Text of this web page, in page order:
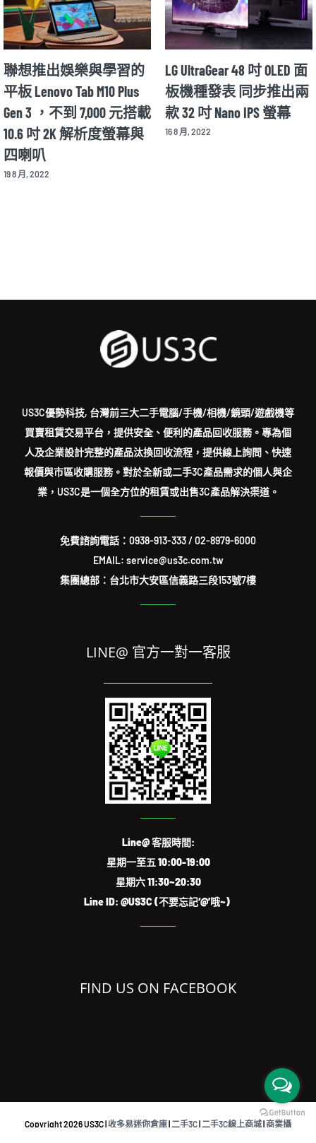
聯想推出娛樂與學習的
平板 Lenovo Tab M10 Plus
Gen 3 ，不到 7,000 元搭載
10.6 吋 2K 解析度螢幕與
四喇叭
19 8 月, 2022
LG UltraGear 48 吋 OLED 面
板機種發表 同步推出兩
款 32 吋 Nano IPS 螢幕
16 8 月, 2022
US3C優勢科技, 台灣前三大二手電腦/手機/相機/鏡頭/遊戲機等
買賣租賃交易平台，提供安全、便利的產品回收服務。專為個
人及企業設計完整的產品汰換回收流程，提供線上詢問、快速
報價與市區收購服務。對於全新或二手3C產品需求的個人與企
業，US3C是一個全方位的租賃或出售3C產品解決渠道。
免費諮詢電話： 0938-913-333/02-8979-6000
EMAIL: service@us3c.com.tw
集團總部：台北市大安區信義路三段153號7樓
LINE@ 官方一對一客服
Line@ 客服時間:
星期一至五 10:00-19:00
星期六 11:30~20:30
Line ID: @US3C (不要忘記‘@’哦~)
FIND US ON FACEBOOK
Copyright2026 US3C | 收多易迷你倉庫 二手3C 二手3C線上商城 商業攝